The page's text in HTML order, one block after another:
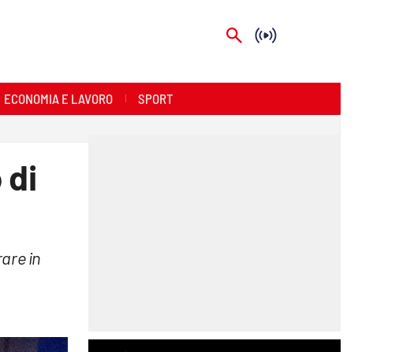
ECONOMIA E LAVORO SPORT
di
in